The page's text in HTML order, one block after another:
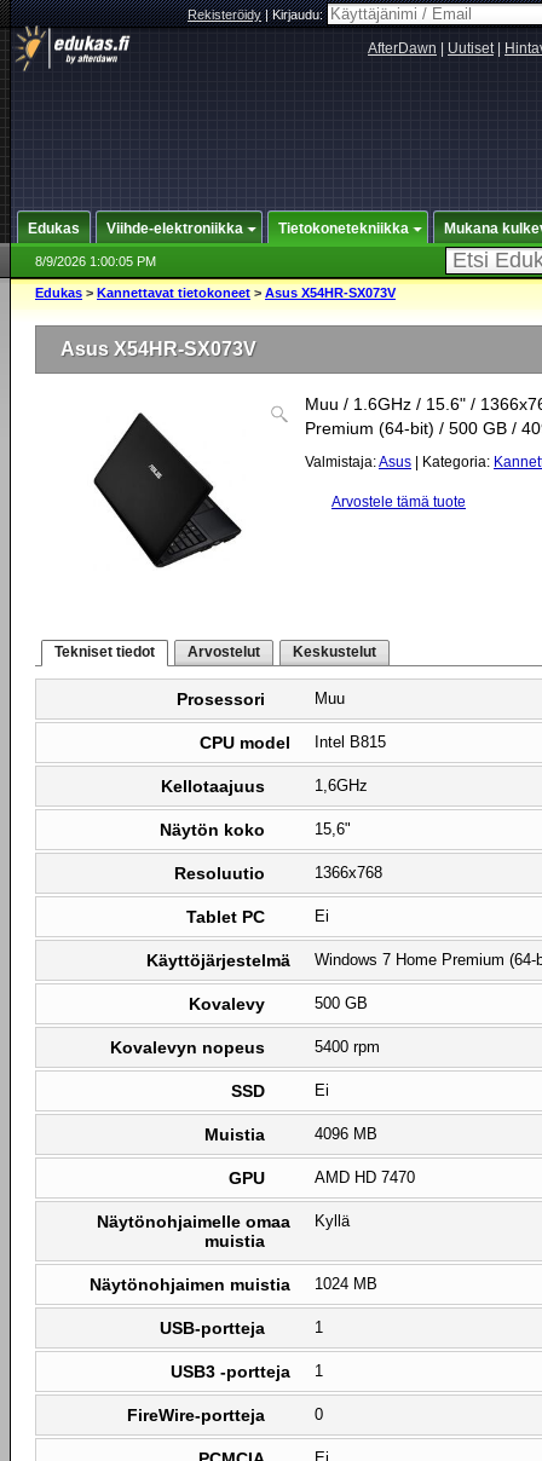
Rekisteröidy|Kirjaudu:
AfterDawn Uutiset|
Edukas Viihde-elektroniikka Tietokonetekniikka Mukana
8/9/2026 1:00:05 PM
Edukas > Kannettavat tietokoneet > Asus X54HR-SX073V
Asus X54HR-SX073V
Muu / 1.6GHz / 15.6" /
Premium (64-bit) / 500 GB /
Valmistaja:Asus | Kategoria:
Arvostele tämä tuote
Tekniset tiedot Arvostelut Keskustelut
Prosessori Muu
CPU model Intel B815
Kellotaajuus 1,6GHz
Näytön koko 15,6"
Resoluutio 1366x768
Tablet PC Ei
Käyttöjärjestelmä Windows 7 Home Premium (64-
Kovalevy 500 GB
Kovalevyn nopeus 5400 rpm
SSD Ei
Muistia 4096 MB
GPU AMD HD 7470
Näytönohjaimelle omaa
muistia
Kyllä
Näytönohjaimen muistia 1024 MB
USB-portteja 1
USB3 -portteja 1
FireWire-portteja 0